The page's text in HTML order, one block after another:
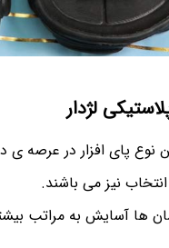
لژدار
نوع پای افزار در عرصه
نیز می باشند.
ها آسایش به مراتب